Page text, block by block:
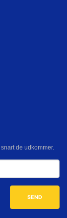
de udkommer.